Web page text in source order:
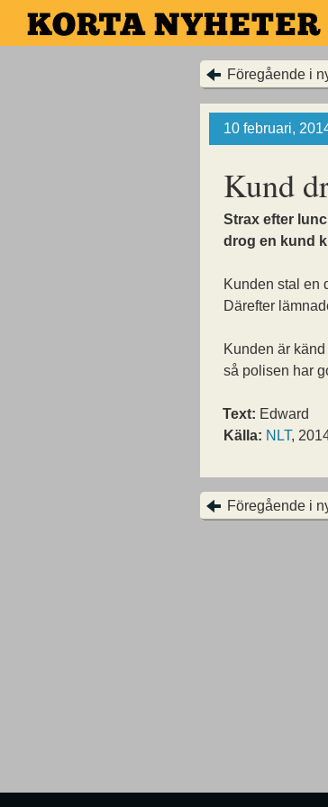
Hoppa
till
Föregående i
10 februari,
Kund
Strax efter
drog en kund
Kunden stal en
Därefter
Kunden är
så polisen har
Text: Edward
Källa: NLT,
Föregående i